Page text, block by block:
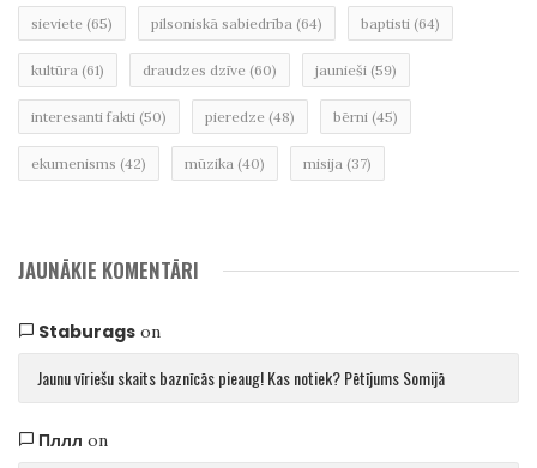
sieviete (65) pilsoniskā sabiedrība (64) baptisti (64)
kultūra (61) draudzes dzīve (60) jaunieši (59)
interesanti fakti (50) pieredze (48) bērni (45)
ekumenisms (42) mūzika (40) misija (37)
JAUNĀKIE KOMENTĀRI
Staburagson
Jaunu vīriešu skaits baznīcās pieaug! Kas notiek? Pētījums Somijā
Пллл on